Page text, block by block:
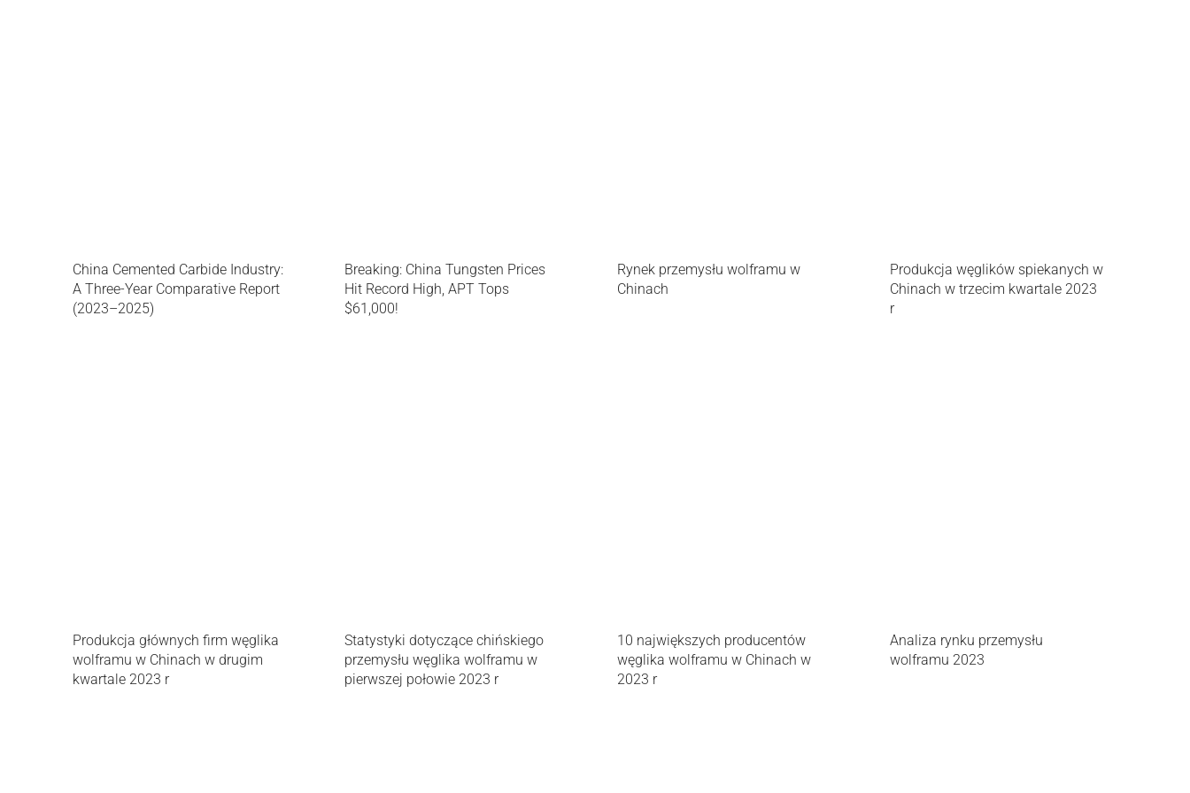
China Cemented Carbide Industry:
A Three-Year Comparative Report
(2023–2025)
Breaking: China Tungsten Prices
Hit Record High, APT Tops
$61,000!
Rynek przemysłu wolframu w
Chinach
Produkcja węglików spiekanych w
Chinach w trzecim kwartale 2023
r
Produkcja głównych firm węglika
wolframu w Chinach w drugim
kwartale 2023 r
Statystyki dotyczące chińskiego
przemysłu węglika wolframu w
pierwszej połowie 2023 r
10 największych producentów
węglika wolframu w Chinach w
2023 r
Analiza rynku przemysłu
wolframu 2023